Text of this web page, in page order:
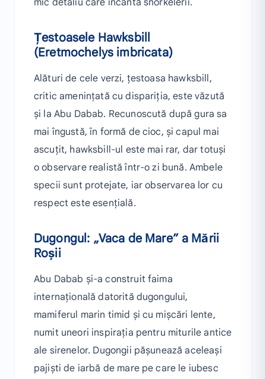
Țestoasele Hawksbill
(Eretmochelys imbricata)
Alături de cele verzi, țestoasa hawksbill,
critic amenințată cu dispariția, este văzută
și la Abu Dabab. Recunoscută după gura sa
mai îngustă, în formă de cioc, și capul mai
ascuțit, hawksbill-ul este mai rar, dar totuși
o observare realistă într-o zi bună. Ambele
specii sunt protejate, iar observarea lor cu
respect este esențială.
Dugongul: „Vaca de Mare” a Mării
Roșii
Abu Dabab și-a construit faima
internațională datorită dugongului,
mamiferul marin timid și cu mișcări lente,
numit uneori inspirația pentru miturile antice
ale sirenelor. Dugongii pășunează aceleași
pajiști de iarbă de mare pe care le iubesc